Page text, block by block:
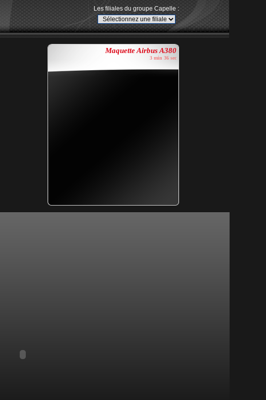
Les filiales du groupe Capelle :
Maquette Airbus A380
3 min 36 sec